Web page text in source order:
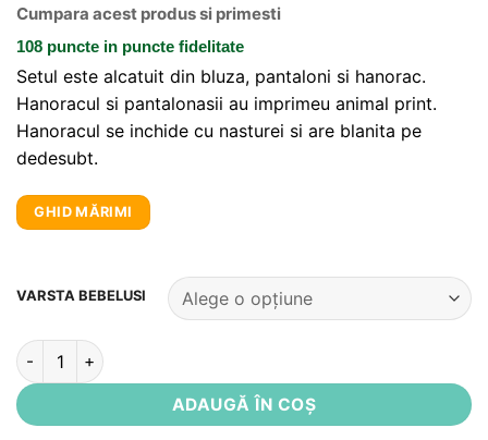
Cumpara acest produs si primesti
108 puncte in puncte fidelitate
Setul este alcatuit din bluza, pantaloni si hanorac.
Hanoracul si pantalonasii au imprimeu animal print.
Hanoracul se inchide cu nasturei si are blanita pe
dedesubt.
GHID MĂRIMI
VARSTA BEBELUSI
Cantitate Set bebe: hanorac + bluza + pantaloni Hello Dirkje
ADAUGĂ ÎN COȘ